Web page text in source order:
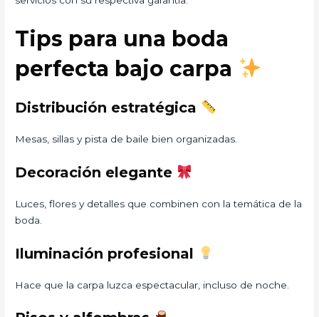
Tips para una boda
perfecta bajo carpa
Distribución estratégica
Mesas, sillas y pista de baile bien organizadas.
Decoración elegante
Luces, flores y detalles que combinen con la temática de la
boda.
Iluminación profesional
Hace que la carpa luzca espectacular, incluso de noche.